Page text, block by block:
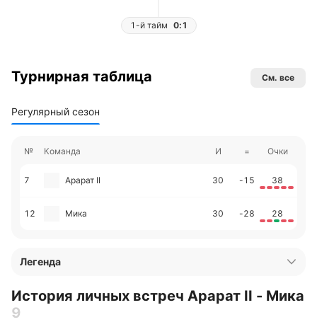
1-й тайм 0:1
Турнирная таблица См. все
Регулярный сезон
№ Команда И = Очки
7 Арарат II 30 -15 38
12 Мика 30 -28 28
Легенда
История личных встреч Арарат II - Мика
9